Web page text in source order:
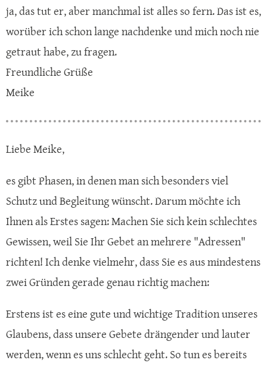
ja, das tut er, aber manchmal ist alles so fern. Das ist es,
worüber ich schon lange nachdenke und mich noch nie
getraut habe, zu fragen.
Freundliche Grüße
Meike
Liebe Meike,
es gibt Phasen, in denen man sich besonders viel
Schutz und Begleitung wünscht. Darum möchte ich
Ihnen als Erstes sagen: Machen Sie sich kein schlechtes
Gewissen, weil Sie Ihr Gebet an mehrere "Adressen"
richten! Ich denke vielmehr, dass Sie es aus mindestens
zwei Gründen gerade genau richtig machen:
Erstens ist es eine gute und wichtige Tradition unseres
Glaubens, dass unsere Gebete drängender und lauter
werden, wenn es uns schlecht geht. So tun es bereits